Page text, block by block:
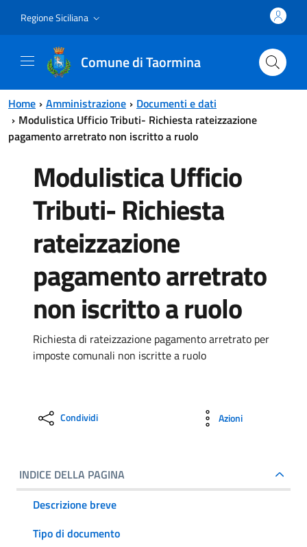
Regione Siciliana
Comune di Taormina
Home Amministrazione
Documenti e dati
Modulistica Ufficio Tributi- Richiesta rateizzazione
pagamento arretrato non iscritto a ruolo
Modulistica Ufficio
Tributi- Richiesta
rateizzazione
pagamento arretrato
non iscritto a ruolo
Richiesta di rateizzazione pagamento arretrato per
imposte comunali non iscritte a ruolo
Condividi Azioni
INDICE DELLA PAGINA
Descrizione breve
Tipo di documento